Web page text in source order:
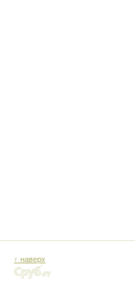
↑ наверх